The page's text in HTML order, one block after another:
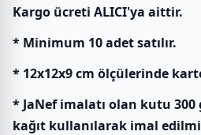
Kargo ücreti ALICI'ya aittir.
* Minimum 10 adet satılır.
* 12x12x9 cm ölçülerinde
* JaNef imalatı olan kutu
kağıt kullanılarak imal